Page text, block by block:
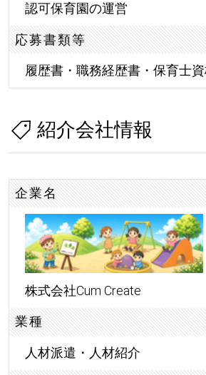
認可保育園の運営
応募書類等
履歴書・職務経歴書・保育士
紹介会社情報
企業名
株式会社Cum Create
業種
人材派遣・人材紹介